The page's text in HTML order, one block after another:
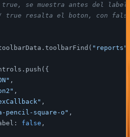
true, se muestra
true resalta el boton, con
"reports"
,
,
,
pencil-square-o" ,
: false ,